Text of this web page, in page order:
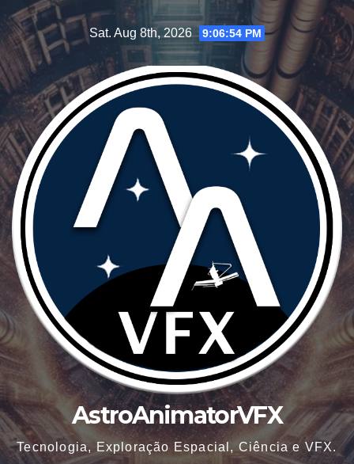
Skip
to
content
Sat. Aug 8th, 2026 9:06:55 PM
AstroAnimatorVFX
Tecnologia, Exploração Espacial, Ciência e VFX.